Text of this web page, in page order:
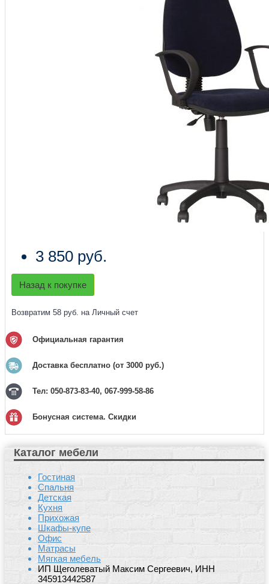
3 850 руб.
Назад к покупке
Возвратим 58 руб. на Личный счет
Официальная гарантия
Доставка бесплатно (от 3000 руб.)
Тел: 050-873-83-40, 067-999-58-86
Бонусная система. Скидки
Каталог мебели
Гостиная
Спальня
Детская
Кухня
Прихожая
Шкафы-купе
Офис
Матрасы
Мягкая мебель
ИП Щеголеватый Максим Сергеевич, ИНН
345913442587